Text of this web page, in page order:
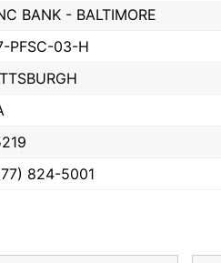
BANK - BALTIMORE
PFSC-03-H
824-5001